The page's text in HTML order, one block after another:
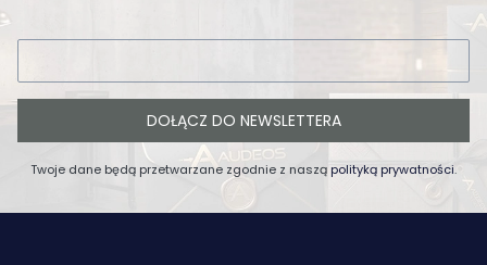
DOŁĄCZ DO NEWSLETTERA
Twoje dane będą przetwarzane zgodnie z naszą polityką prywatności.